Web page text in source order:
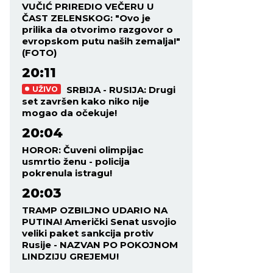
VUČIĆ PRIREDIO VEČERU U
ČAST ZELENSKOG: "Ovo je
prilika da otvorimo razgovor o
evropskom putu naših zemalja!"
(FOTO)
20:11
UŽIVO
SRBIJA - RUSIJA: Drugi
set završen kako niko nije
mogao da očekuje!
20:04
HOROR: Čuveni olimpijac
usmrtio ženu - policija
pokrenula istragu!
20:03
TRAMP OZBILJNO UDARIO NA
PUTINA! Američki Senat usvojio
veliki paket sankcija protiv
Rusije - NAZVAN PO POKOJNOM
LINDZIJU GREJEMU!